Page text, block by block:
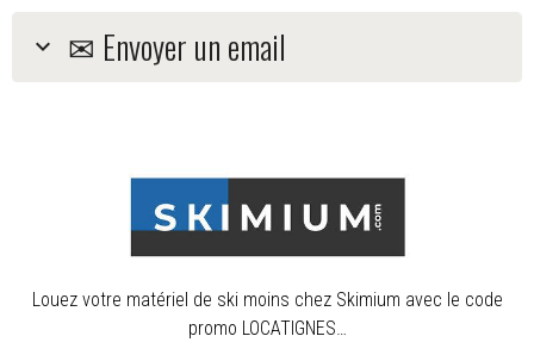
✉ Envoyer un email
Louez votre matériel de ski moins chez Skimium avec le code
promo LOCATIGNES…